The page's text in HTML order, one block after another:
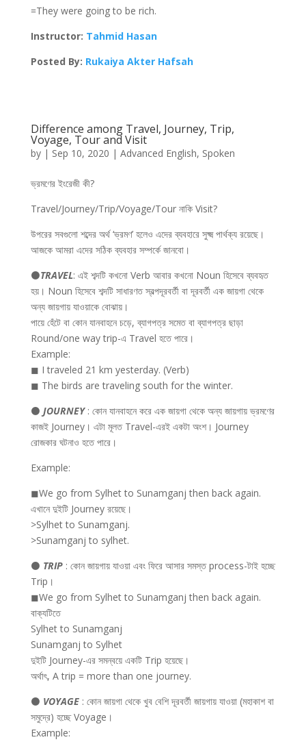
=They were going to be rich.
Instructor: Tahmid Hasan
Posted By: Rukaiya Akter Hafsah
Difference among Travel, Journey, Trip,
Voyage, Tour and Visit
by | Sep 10, 2020 | Advanced English, Spoken
ভ্রমণের ইংরেজী কী?
Travel/Journey/Trip/Voyage/Tour নাকি Visit?
উপরের সবগুলো শব্দের অর্থ ‘ভ্রমণ’ হলেও এদের ব্যবহারে সুক্ষ্ম পার্থক্য রয়েছে।
আজকে আমরা এদের সঠিক ব্যবহার সম্পর্কে জানবো।
⚫TRAVEL: এই শব্দটি কখনো Verb আবার কখনো Noun হিসেবে ব্যবহৃত
হয়। Noun হিসেবে শব্দটি সাধারণত স্বল্পদূরবর্তী বা দূরবর্তী এক জায়গা থেকে
অন্য জায়গায় যাওয়াকে বোঝায়।
পায়ে হেঁটে বা কোন যানবাহনে চড়ে, ব্যাগপত্র সমেত বা ব্যাগপত্র ছাড়া
Round/one way trip-এ Travel হতে পারে।
Example:
◼ I traveled 21 km yesterday. (Verb)
◼ The birds are traveling south for the winter.
⚫ JOURNEY: কোন যানবাহনে করে এক জায়গা থেকে অন্য জায়গায় ভ্রমণের
কাজই Journey। এটা মূলত Travel-এরই একটা অংশ। Journey
রোজকার ঘটনাও হতে পারে।
Example:
◼We go from Sylhet to Sunamganj then back again.
এখানে দুইটি Journey রয়েছে।
>Sylhet to Sunamganj.
>Sunamganj to sylhet.
⚫ TRIP: কোন জায়গায় যাওয়া এবং ফিরে আসার সমস্ত process-টাই হচ্ছে
Trip।
◼We go from Sylhet to Sunamganj then back again.
বাক্যটিতে
Sylhet to Sunamganj
Sunamganj to Sylhet
দুইটি Journey-এর সমন্বয়ে একটি Trip হয়েছে।
অর্থাৎ, A trip = more than one journey.
⚫ VOYAGE: কোন জায়গা থেকে খুব বেশি দূরবর্তী জায়গায় যাওয়া (মহাকাশ বা
সমুদ্রে) হচ্ছে Voyage।
Example: